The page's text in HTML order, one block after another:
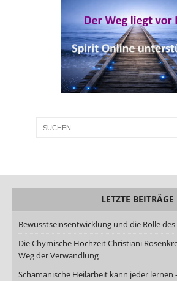
LETZTE BEITRÄGE
Bewusstseinsentwicklung und die Rolle des
Die Chymische Hochzeit Christiani
Weg der Verwandlung
Schamanische Heilarbeit kann jeder lernen